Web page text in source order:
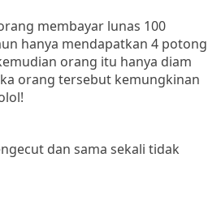
membayar lunas 100
hanya mendapatkan 4 potong
orang itu hanya diam
orang tersebut kemungkinan
dan sama sekali tidak